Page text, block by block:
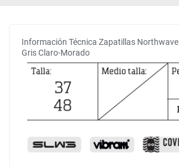
Información Técnica Zapatillas Northwave
Gris Claro-Morado